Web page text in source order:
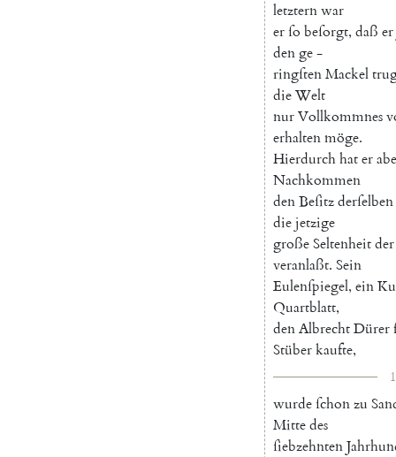
letzternwar
erſo beſorgt, daß er
denge-
ringſtenMackel
dieWelt
nurVollkommnes
erhaltenmöge.
Hierdurchhater
Nachkommen
denBeſitzderſelben
diejetzige
großeSeltenheitder
veranlaßt. Sein
Eulenſpiegel, ein
Quartblatt,
denAlbrechtDürer
Stüberkaufte,
wurdeſchonzu
Mittedes
ſiebzehnten